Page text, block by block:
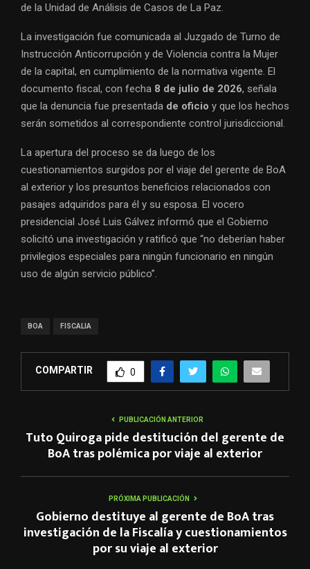
de la Unidad de Análisis de Casos de La Paz.
La investigación fue comunicada al Juzgado de Turno de
Instrucción Anticorrupción y de Violencia contra la Mujer
de la capital, en cumplimiento de la normativa vigente. El
documento fiscal, con fecha 8 de julio de 2026, señala
que la denuncia fue presentada de oficio y que los hechos
serán sometidos al correspondiente control jurisdiccional.
La apertura del proceso se da luego de los
cuestionamientos surgidos por el viaje del gerente de BoA
al exterior y los presuntos beneficios relacionados con
pasajes adquiridos para él y su esposa. El vocero
presidencial José Luis Gálvez informó que el Gobierno
solicitó una investigación y ratificó que “no deberían haber
privilegios especiales para ningún funcionario en ningún
uso de algún servicio público”.
BOA FISCALIA
COMPARTIR 0
PUBLICACIÓN ANTERIOR
Tuto Quiroga pide destitución del gerente de
BoA tras polémica por viaje al exterior
PRÓXIMA PUBLICACIÓN
Gobierno destituye al gerente de BoA tras
investigación de la Fiscalía y cuestionamientos
por su viaje al exterior